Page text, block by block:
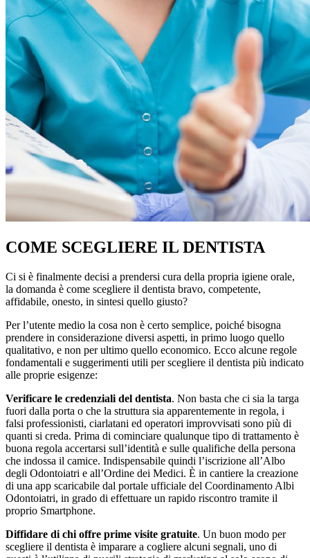
COME SCEGLIERE IL DENTISTA
Ci si è finalmente decisi a prendersi cura della propria igiene orale,
la domanda è come scegliere il dentista bravo, competente,
affidabile, onesto, in sintesi quello giusto?
Per l’utente medio la cosa non è certo semplice, poiché bisogna
prendere in considerazione diversi aspetti, in primo luogo quello
qualitativo, e non per ultimo quello economico. Ecco alcune regole
fondamentali e suggerimenti utili per scegliere il dentista più indicato
alle proprie esigenze:
Verificare le credenziali del dentista. Non basta che ci sia la targa
fuori dalla porta o che la struttura sia apparentemente in regola, i
falsi professionisti, ciarlatani ed operatori improvvisati sono più di
quanti si creda. Prima di cominciare qualunque tipo di trattamento è
buona regola accertarsi sull’identità e sulle qualifiche della persona
che indossa il camice. Indispensabile quindi l’iscrizione all’Albo
degli Odontoiatri e all’Ordine dei Medici. È in cantiere la creazione
di una app scaricabile dal portale ufficiale del Coordinamento Albi
Odontoiatri, in grado di effettuare un rapido riscontro tramite il
proprio Smartphone.
Diffidare di chi offre prime visite gratuite. Un buon modo per
scegliere il dentista è imparare a cogliere alcuni segnali, uno di